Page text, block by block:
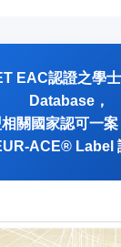
EAC認證之學
Database，
關國家認可一
ACE® Label